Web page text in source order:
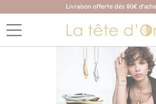
Livraison offerte dès 80€